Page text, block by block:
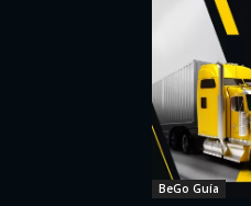
BeGo Guía